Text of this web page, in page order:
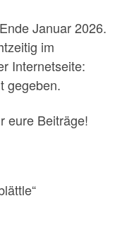
Januar 2026.
im
Internetseite:
gegeben.
eure Beiträge!